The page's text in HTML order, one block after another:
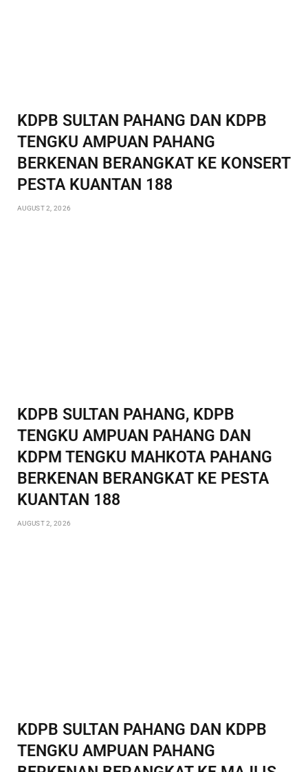
KDPB SULTAN PAHANG DAN KDPB
TENGKU AMPUAN PAHANG
BERKENAN BERANGKAT KE KONSERT
PESTA KUANTAN 188
AUGUST 2, 2026
KDPB SULTAN PAHANG, KDPB
TENGKU AMPUAN PAHANG DAN
KDPM TENGKU MAHKOTA PAHANG
BERKENAN BERANGKAT KE PESTA
KUANTAN 188
AUGUST 2, 2026
KDPB SULTAN PAHANG DAN KDPB
TENGKU AMPUAN PAHANG